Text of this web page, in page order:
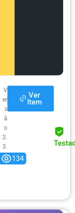
V
er
s
ã
o
2.
3.
9
Ver
Item
134